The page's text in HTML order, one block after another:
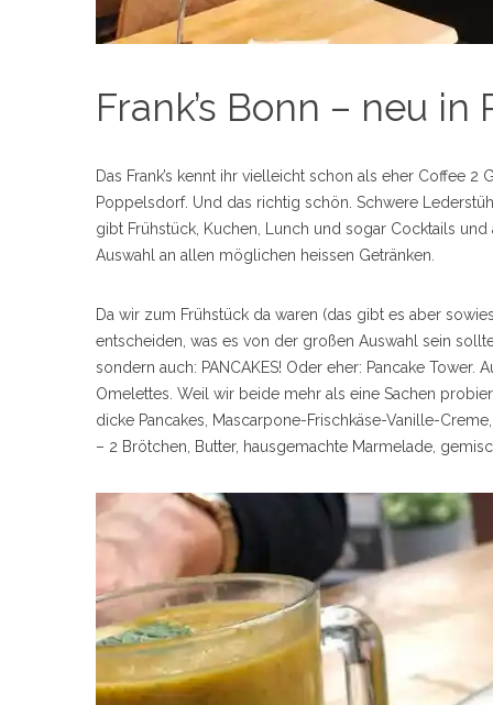
Frank’s Bonn – neu
Das Frank’s kennt ihr vielleicht schon als eher Coffee 2
Poppelsdorf. Und das richtig schön. Schwere
gibt Frühstück, Kuchen, Lunch und sogar Cocktails
Auswahl an allen möglichen heissen Getränken.
Da wir zum Frühstück da waren (das gibt es aber
entscheiden, was es von der großen Auswahl sein
sondern auch: PANCAKES! Oder eher: Pancake
Omelettes. Weil wir beide mehr als eine Sachen
dicke Pancakes, Mascarpone-Frischkäse-Vanille-
– 2 Brötchen, Butter, hausgemachte Marmelade,